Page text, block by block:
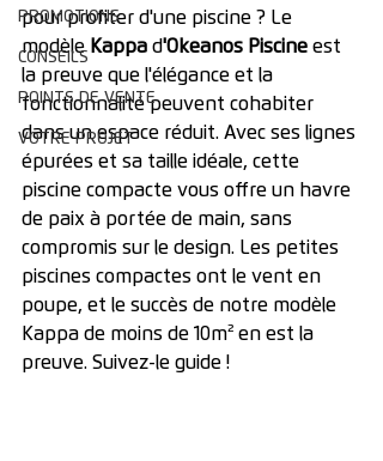
PROMOTIONS
CONSEILS
POINTS DE VENTE
VOTRE PROJET
pour profiter d'une piscine ? Le
modèle Kappa d'Okeanos Piscine est
la preuve que l'élégance et la
fonctionnalité peuvent cohabiter
dans un espace réduit. Avec ses lignes
épurées et sa taille idéale, cette
piscine compacte vous offre un havre
de paix à portée de main, sans
compromis sur le design. Les petites
piscines compactes ont le vent en
poupe, et le succès de notre modèle
Kappa de moins de 10m² en est la
preuve. Suivez-le guide !